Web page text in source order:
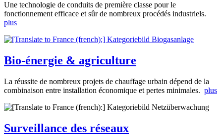
Une technologie de conduits de première classe pour le
fonctionnement efficace et sûr de nombreux procédés industriels.
plus
Bio-énergie & agriculture
La réussite de nombreux projets de chauffage urbain dépend de la
combinaison entre installation économique et pertes minimales. plus
Surveillance des réseaux